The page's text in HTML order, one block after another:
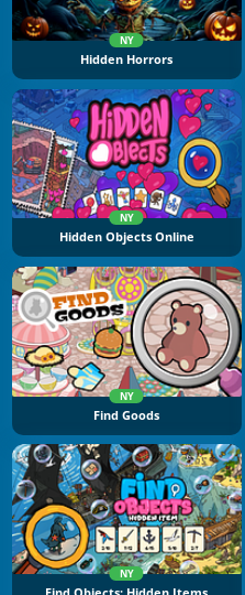
NY
Hidden Horrors
NY
Hidden Objects Online
NY
Find Goods
NY